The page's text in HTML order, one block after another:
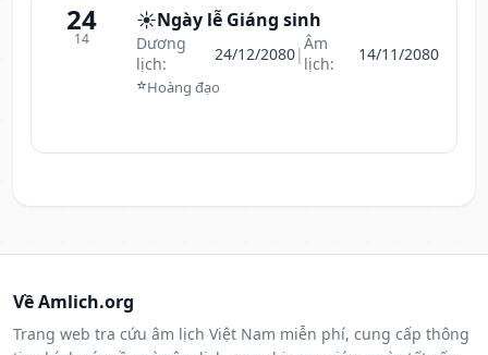
24
14
☀️Ngày lễ Giáng sinh
Dương
lịch:
24/12/2080|Âm
lịch:
14/11/2080
⭐Hoàng đạo
Về Amlich.org
Trang web tra cứu âm lịch Việt Nam miễn phí, cung cấp thông